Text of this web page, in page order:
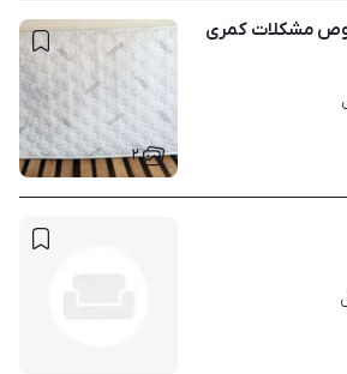
۲
مشکلات کمری